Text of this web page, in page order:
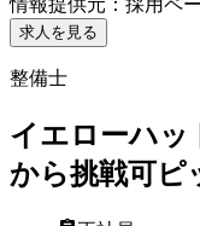
情報提供元 ： 採用ペ
求人を見る
整備士
イエローハッ
から挑戦可ピ